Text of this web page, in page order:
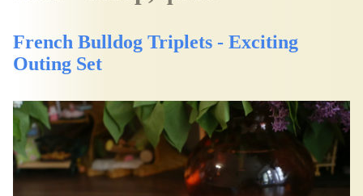
French Bulldog Triplets - Exciting
Outing Set